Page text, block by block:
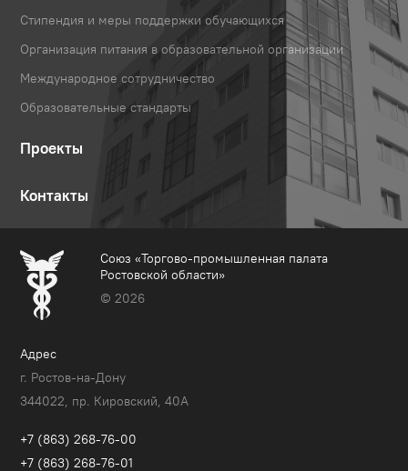
Стипендия и меры поддержки обучающихся
Организация питания в образовательной организации
Международное сотрудничество
Образовательные стандарты
Проекты
Контакты
Союз «Торгово-промышленная палата
Ростовской области»
© 2026
Адрес
г. Ростов-на-Дону
344022, пр. Кировский, 40A
+7 (863) 268-76-00
+7 (863) 268-76-01